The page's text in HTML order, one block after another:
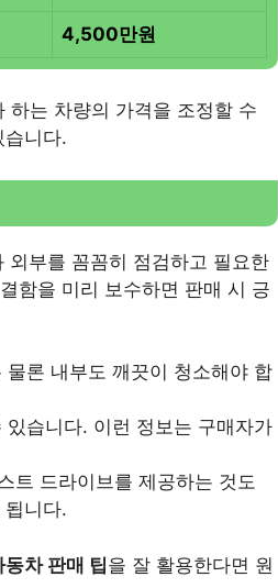
4,500만원
하는 차량의 가격을 조정할 수
니다.
부를 꼼꼼히 점검하고 필요한
함을 미리 보수하면 판매 시 긍
론 내부도 깨끗이 청소해야 합
습니다. 이런 정보는 구매자가
트 드라이브를 제공하는 것도
니다.
동차 판매 팁을 잘 활용한다면 원